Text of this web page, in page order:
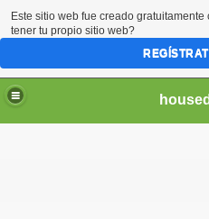
Este sitio web fue creado gratuitamente
tener tu propio sitio web?